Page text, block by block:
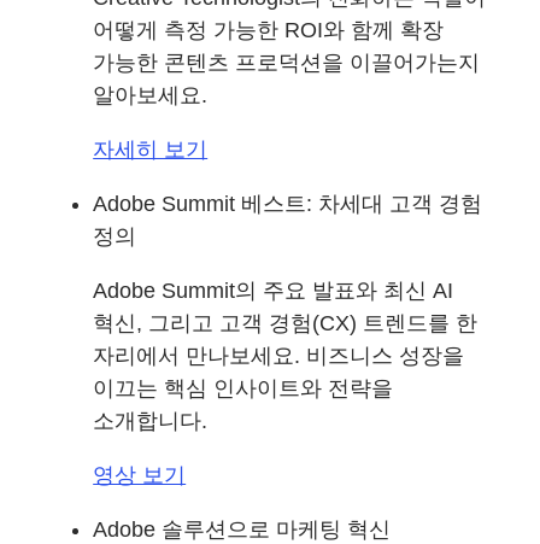
어떻게 측정 가능한 ROI와 함께 확장
가능한 콘텐츠 프로덕션을 이끌어가는지
알아보세요.
자세히 보기
Adobe Summit 베스트: 차세대 고객 경험
정의
Adobe Summit의 주요 발표와 최신 AI
혁신, 그리고 고객 경험(CX) 트렌드를 한
자리에서 만나보세요. 비즈니스 성장을
이끄는 핵심 인사이트와 전략을
소개합니다.
영상 보기
Adobe 솔루션으로 마케팅 혁신